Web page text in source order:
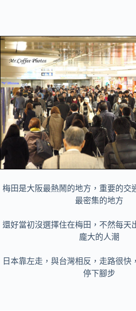
梅田是大阪最熱鬧的地方，重要的交
最密集的地方
還好當初沒選擇住在梅田，不然每天
龐大的人潮
日本靠左走，與台灣相反，走路很快
停下腳步